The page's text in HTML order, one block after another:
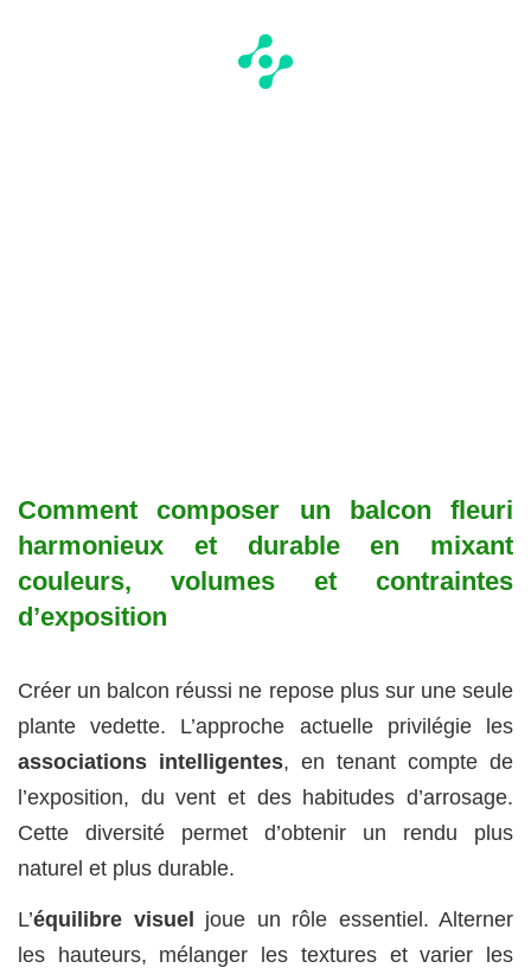
Comment composer un balcon fleuri
harmonieux et durable en mixant
couleurs, volumes et contraintes
d’exposition
Créer un balcon réussi ne repose plus sur une seule
plante vedette. L’approche actuelle privilégie les
associations intelligentes, en tenant compte de
l’exposition, du vent et des habitudes d’arrosage.
Cette diversité permet d’obtenir un rendu plus
naturel et plus durable.
L’équilibre visuel joue un rôle essentiel. Alterner
les hauteurs, mélanger les textures et varier les